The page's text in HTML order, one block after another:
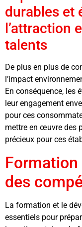
durables et
l’attraction
talents
De plus en plus de
l’impact
En conséquence, les
leur engagement
pour ces
mettre en œuvre des
précieux pour ces
des
La formation et le
essentiels pour